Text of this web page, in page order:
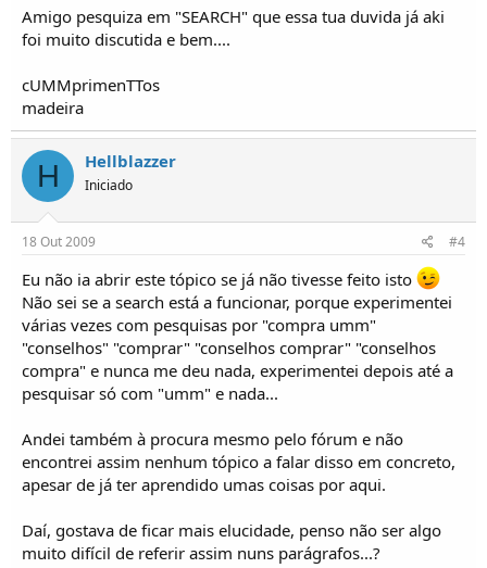
Amigo pesquiza em "SEARCH" que essa tua duvida já aki
foi muito discutida e bem....
cUMMprimenTTos
madeira
H Hellblazzer
Iniciado
18 Out 2009 #4
Eu não ia abrir este tópico se já não tivesse feito isto
Não sei se a search está a funcionar, porque experimentei
várias vezes com pesquisas por "compra umm"
"conselhos" "comprar" "conselhos comprar" "conselhos
compra" e nunca me deu nada, experimentei depois até a
pesquisar só com "umm" e nada...
Andei também à procura mesmo pelo fórum e não
encontrei assim nenhum tópico a falar disso em concreto,
apesar de já ter aprendido umas coisas por aqui.
Daí, gostava de ficar mais elucidade, penso não ser algo
muito difícil de referir assim nuns parágrafos...?